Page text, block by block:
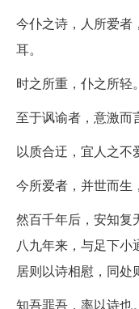
今仆之诗，人所爱者
耳。
时之所重，仆之所轻。
至于讽谕者，意激而
以质合迂，宜人之不
今所爱者，并世而生
然百千年后，安知复
八九年来，与足下
居则以诗相慰，同处
知吾罪吾，率以诗也。